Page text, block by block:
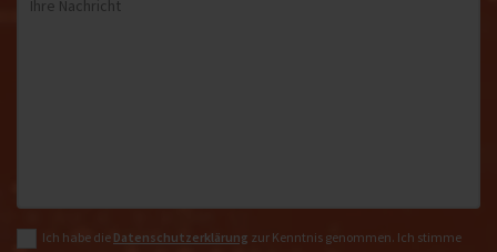
Ich habe die Datenschutzerklärung zur Kenntnis genommen. Ich stimme